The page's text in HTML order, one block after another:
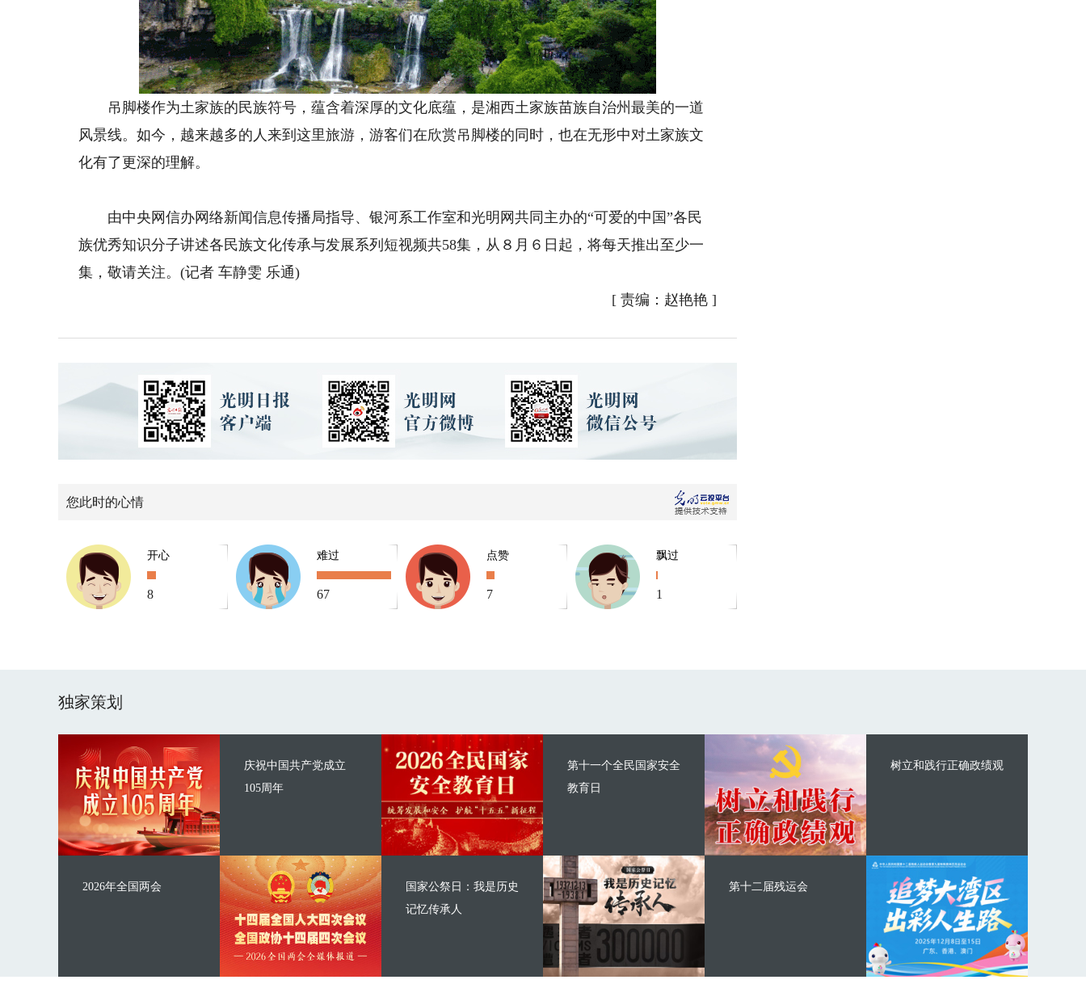
吊脚楼作为土家族的民族符号，蕴含着深厚的文化底蕴，是湘西土家族苗族自治州最美的一道
风景线。如今，越来越多的人来到这里旅游，游客们在欣赏吊脚楼的同时，也在无形中对土家族文
化有了更深的理解。
由中央网信办网络新闻信息传播局指导、银河系工作室和光明网共同主办的“可爱的中国”各民
族优秀知识分子讲述各民族文化传承与发展系列短视频共58集，从８月６日起，将每天推出至少一
集，敬请关注。(记者 车静雯 乐通)
[ 责编：赵艳艳]
您此时的心情
开心
8
难过
67
点赞
7
飘过
1
独家策划
庆祝中国共产党成立
105周年
2026年全国两会
第十一个全民国家安全
教育日
国家公祭日：我是历史
记忆传承人
树立和践行正确政绩观
第十二届残运会